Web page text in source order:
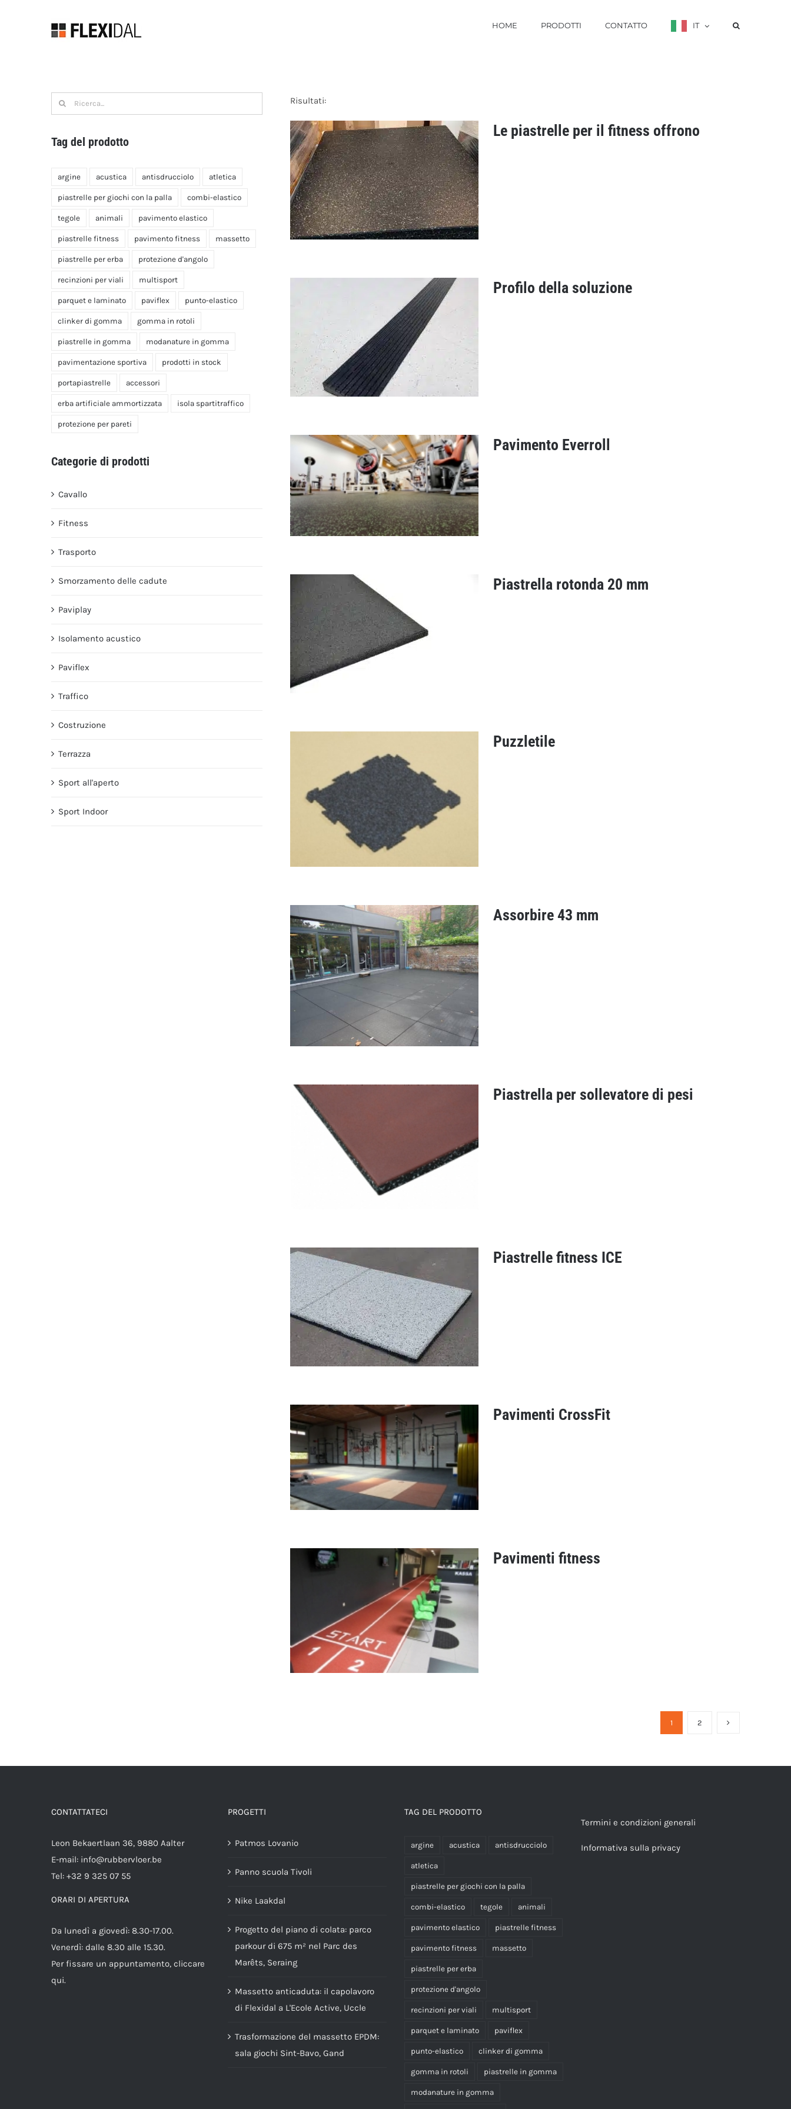
HOME PRODOTTI CONTATTO IT
Ricerca
per:
Tag del prodotto
argine acustica antisdrucciolo atletica
piastrelle per giochi con la palla combi-elastico
tegole animali pavimento elastico
piastrelle fitness pavimento fitness massetto
piastrelle per erba protezione d'angolo
recinzioni per viali multisport
parquet e laminato paviflex punto-elastico
clinker di gomma gomma in rotoli
piastrelle in gomma modanature in gomma
pavimentazione sportiva prodotti in stock
portapiastrelle accessori
erba artificiale ammortizzata isola spartitraffico
protezione per pareti
Categorie di prodotti
Cavallo
Fitness
Trasporto
Smorzamento delle cadute
Paviplay
Isolamento acustico
Paviflex
Traffico
Costruzione
Terrazza
Sport all'aperto
Sport Indoor
Risultati:
Le piastrelle per il fitness
offrono
Le piastrelle per il fitness offrono
Profilo della soluzione
Profilo della soluzione
Pavimento Everroll
Pavimento Everroll
Piastrella rotonda 20 mm
Piastrella rotonda 20 mm
Puzzletile
Puzzletile
Assorbire 43 mm
Piastrella per sollevatore di pesi
Piastrella per sollevatore di pesi
Piastrelle fitness ICE
Piastrelle fitness ICE
Pavimenti CrossFit
Pavimenti CrossFit
Pavimenti fitness
1 2
CONTATTATECI
Leon Bekaertlaan 36, 9880 Aalter
E-mail: info@rubbervloer.be
Tel: +32 9 325 07 55
ORARI DI APERTURA
Da lunedì a giovedì: 8.30-17.00.
Venerdì: dalle 8.30 alle 15.30.
Per fissare un appuntamento, cliccare
qui.
PROGETTI
Patmos Lovanio
Panno scuola Tivoli
Nike Laakdal
Progetto del piano di colata: parco
parkour di 675 m² nel Parc des
Marêts, Seraing
Massetto anticaduta: il capolavoro
di Flexidal a L'Ecole Active, Uccle
Trasformazione del massetto EPDM:
sala giochi Sint-Bavo, Gand
TAG DEL PRODOTTO
argine acustica antisdrucciolo
atletica
piastrelle per giochi con la palla
combi-elastico tegole animali
pavimento elastico piastrelle fitness
pavimento fitness massetto
piastrelle per erba
protezione d'angolo
recinzioni per viali multisport
parquet e laminato paviflex
punto-elastico clinker di gomma
gomma in rotoli piastrelle in gomma
modanature in gomma
Termini e condizioni generali
Informativa sulla privacy